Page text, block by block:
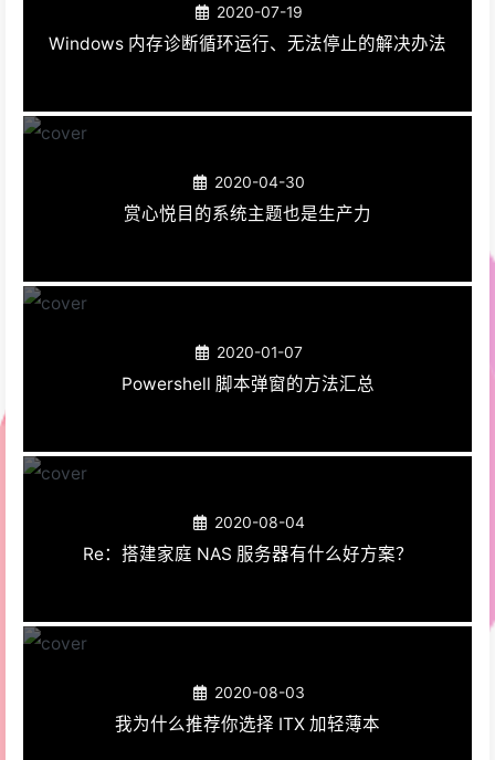
2020-07-19
Windows 内存诊断循环运行、无法停止的解决办法
2020-04-30
赏心悦目的系统主题也是生产力
2020-01-07
Powershell 脚本弹窗的方法汇总
2020-08-04
Re：搭建家庭 NAS 服务器有什么好方案？
2020-08-03
我为什么推荐你选择 ITX 加轻薄本